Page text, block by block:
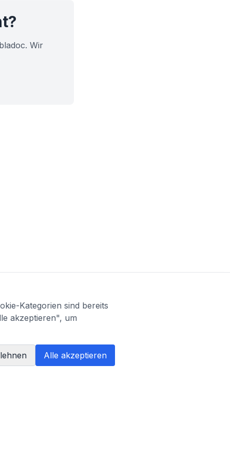
Wir
Kategorien sind bereits
akzeptieren", um
Alle akzeptieren